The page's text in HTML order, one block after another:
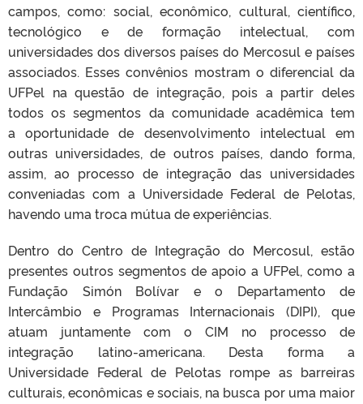
campos, como: social, econômico, cultural, científico,
tecnológico e de formação intelectual, com
universidades dos diversos países do Mercosul e países
associados. Esses convênios mostram o diferencial da
UFPel na questão de integração, pois a partir deles
todos os segmentos da comunidade acadêmica tem
a oportunidade de desenvolvimento intelectual em
outras universidades, de outros países, dando forma,
assim, ao processo de integração das universidades
conveniadas com a Universidade Federal de Pelotas,
havendo uma troca mútua de experiências.
Dentro do Centro de Integração do Mercosul, estão
presentes outros segmentos de apoio a UFPel, como a
Fundação Simón Bolívar e o Departamento de
Intercâmbio e Programas Internacionais (DIPI), que
atuam juntamente com o CIM no processo de
integração latino-americana. Desta forma a
Universidade Federal de Pelotas rompe as barreiras
culturais, econômicas e sociais, na busca por uma maior